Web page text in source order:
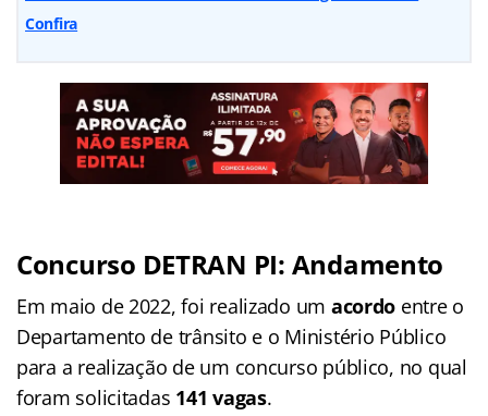
Confira
Concurso DETRAN PI: Andamento
Em maio de 2022, foi realizado um acordo entre o
Departamento de trânsito e o Ministério Público
para a realização de um concurso público, no qual
foram solicitadas 141 vagas.